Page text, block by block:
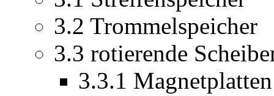
3.2 Trommelspeicher
3.3 rotierende
3.3.1 Magnetplatten